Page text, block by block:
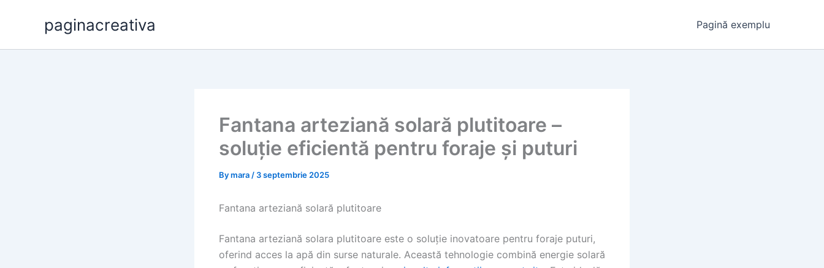
paginacreativa Pagină exemplu
Fantana arteziană solară plutitoare –
soluție eficientă pentru foraje și puturi
Bymara / 3 septembrie 2025
Fantana arteziană solară plutitoare
Fantana arteziană solara plutitoare este o soluție inovatoare pentru foraje puturi,
oferind acces la apă din surse naturale. Această tehnologie combină energie solară